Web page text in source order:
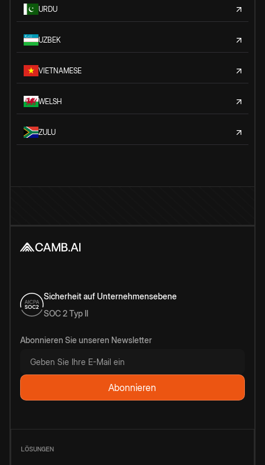
URDU
UZBEK
VIETNAMESE
WELSH
ZULU
Sicherheit auf Unternehmensebene
SOC 2 Typ II
Abonnieren Sie unseren Newsletter
LÖSUNGEN